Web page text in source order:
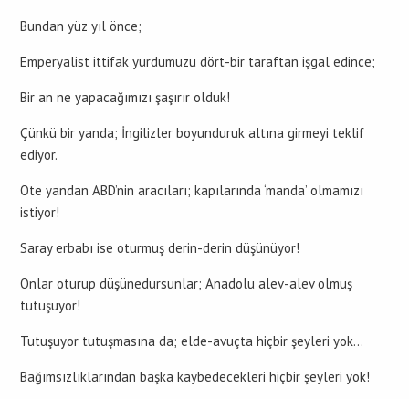
Bundan yüz yıl önce;
Emperyalist ittifak yurdumuzu dört-bir taraftan işgal edince;
Bir an ne yapacağımızı şaşırır olduk!
Çünkü bir yanda; İngilizler boyunduruk altına girmeyi teklif
ediyor.
Öte yandan ABD’nin aracıları; kapılarında ‘manda’ olmamızı
istiyor!
Saray erbabı ise oturmuş derin-derin düşünüyor!
Onlar oturup düşünedursunlar; Anadolu alev-alev olmuş
tutuşuyor!
Tutuşuyor tutuşmasına da; elde-avuçta hiçbir şeyleri yok…
Bağımsızlıklarından başka kaybedecekleri hiçbir şeyleri yok!